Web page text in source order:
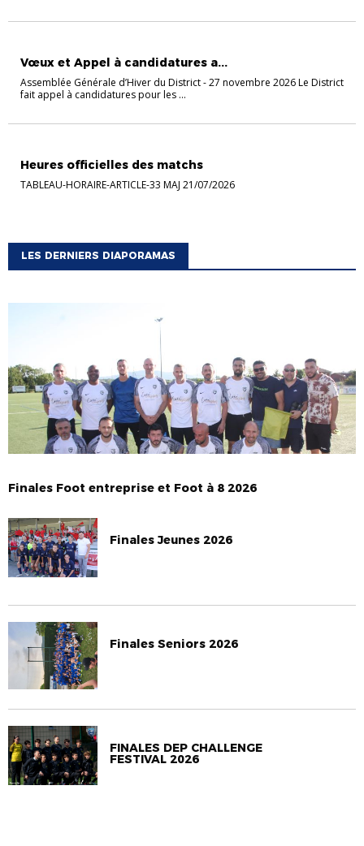
Vœux et Appel à candidatures a...
Assemblée Générale d’Hiver du District - 27 novembre 2026 Le District
fait appel à candidatures pour les ...
Heures officielles des matchs
TABLEAU-HORAIRE-ARTICLE-33 MAJ 21/07/2026
LES DERNIERS DIAPORAMAS
Finales Foot entreprise et Foot à 8 2026
Finales Jeunes 2026
Finales Seniors 2026
FINALES DEP CHALLENGE
FESTIVAL 2026